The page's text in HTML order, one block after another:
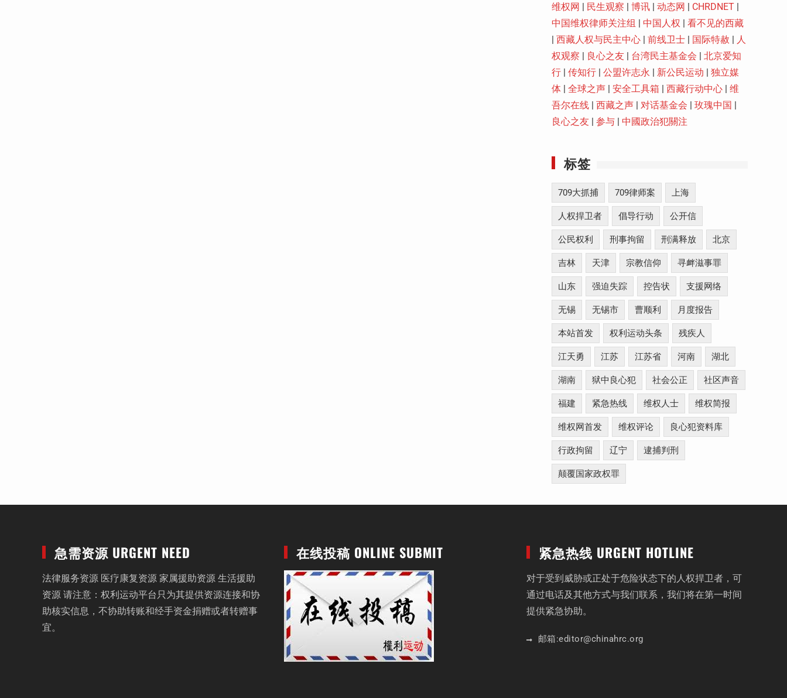
维权网 | 民生观察 | 博讯 | 动态网 | CHRDNET |
中国维权律师关注组 | 中国人权 | 看不见的西藏
| 西藏人权与民主中心 | 前线卫士 | 国际特赦 | 人
权观察 | 良心之友 | 台湾民主基金会 | 北京爱知
行 | 传知行 | 公盟许志永 | 新公民运动 | 独立媒
体 | 全球之声 | 安全工具箱 | 西藏行动中心 | 维
吾尔在线 | 西藏之声 | 对话基金会 | 玫瑰中国 |
良心之友 | 参与 | 中國政治犯關注
标签
709大抓捕 709律师案 上海
人权捍卫者 倡导行动 公开信
公民权利 刑事拘留 刑满释放 北京
吉林 天津 宗教信仰 寻衅滋事罪
山东 强迫失踪 控告状 支援网络
无锡 无锡市 曹顺利 月度报告
本站首发 权利运动头条 残疾人
江天勇 江苏 江苏省 河南 湖北
湖南 狱中良心犯 社会公正 社区声音
福建 紧急热线 维权人士 维权简报
维权网首发 维权评论 良心犯资料库
行政拘留 辽宁 逮捕判刑
颠覆国家政权罪
急需资源 URGENT NEED
法律服务资源 医疗康复资源 家属援助资源 生活援助
资源 请注意：权利运动平台只为其提供资源连接和协
助核实信息，不协助转账和经手资金捐赠或者转赠事
宜。
在线投稿 ONLINE SUBMIT 紧急热线 URGENT HOTLINE
对于受到威胁或正处于危险状态下的人权捍卫者，可
通过电话及其他方式与我们联系，我们将在第一时间
提供紧急协助。
邮箱:editor@chinahrc.org